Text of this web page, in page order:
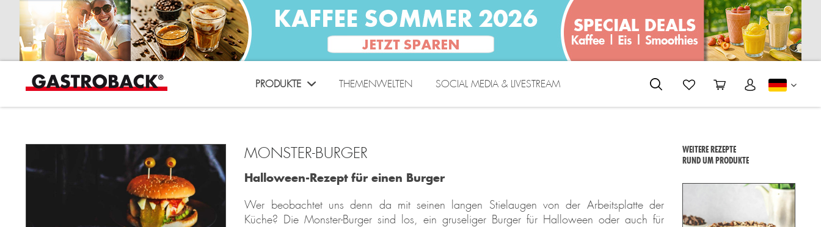
PRODUKTE THEMENWELTEN SOCIAL MEDIA & LIVESTREAM
MONSTER-BURGER
Halloween-Rezept für einen Burger
Wer beobachtet uns denn da mit seinen langen Stielaugen von der Arbeitsplatte der
Küche? Die Monster-Burger sind los, ein gruseliger Burger für Halloween oder auch für
WEITERE REZEPTE
RUND UM PRODUKTE